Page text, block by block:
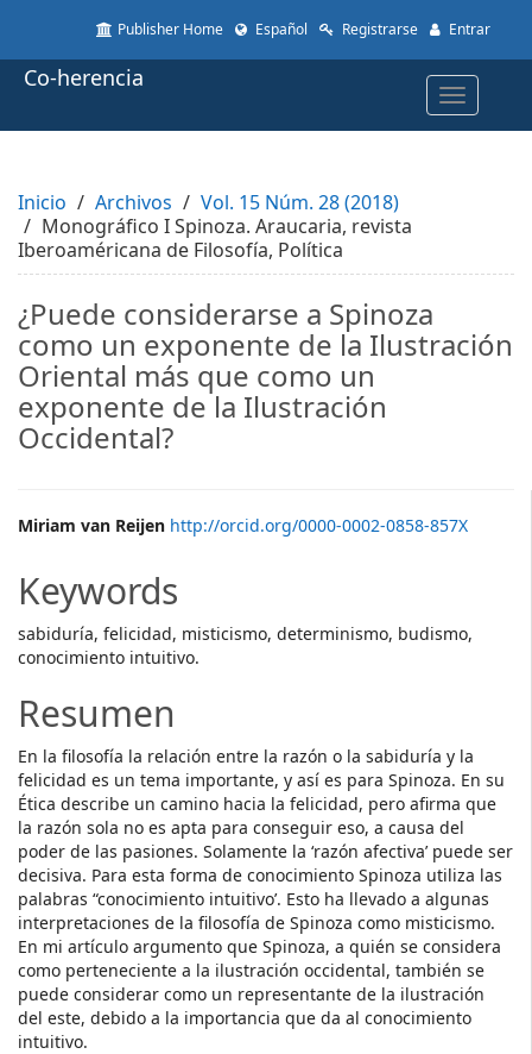
to
page
Main
Content
Sidebar
Publisher Home Español Registrarse Entrar
Toggle
Co-herencia
Inicio Archivos
Vol. 15 Núm. 28 (2018)
Monográfico I Spinoza. Araucaria, revista
Iberoaméricana de Filosofía, Política
¿Puede considerarse a Spinoza
como un exponente de la Ilustración
Oriental más que como un
exponente de la Ilustración
Occidental?
Main
Article
Content
Miriam van Reijen http://orcid.org/0000-0002-0858-857X
Keywords
sabiduría, felicidad, misticismo, determinismo, budismo,
conocimiento intuitivo.
Resumen
En la filosofía la relación entre la razón o la sabiduría y la
felicidad es un tema importante, y así es para Spinoza. En su
Ética describe un camino hacia la felicidad, pero afirma que
la razón sola no es apta para conseguir eso, a causa del
poder de las pasiones. Solamente la ‘razón afectiva’ puede ser
decisiva. Para esta forma de conocimiento Spinoza utiliza las
palabras “conocimiento intuitivo’. Esto ha llevado a algunas
interpretaciones de la filosofía de Spinoza como misticismo.
En mi artículo argumento que Spinoza, a quién se considera
como perteneciente a la ilustración occidental, también se
puede considerar como un representante de la ilustración
del este, debido a la importancia que da al conocimiento
intuitivo.